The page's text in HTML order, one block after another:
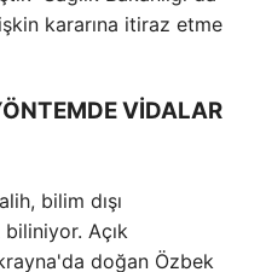
kararına itiraz etme
VİDALAR
bilim dışı
Açık
doğan Özbek